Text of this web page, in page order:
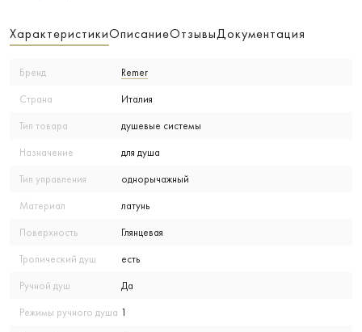
ХарактеристикиОписаниеОтзывыДокументация
Бренд Remer
Страна Италия
Тип товара душевые системы
Назначение для душа
Тип управления однорычажный
Материал латунь
Поверхность Глянцевая
Тропический душ есть
Ручной душ Да
Режимы ручного душа 1